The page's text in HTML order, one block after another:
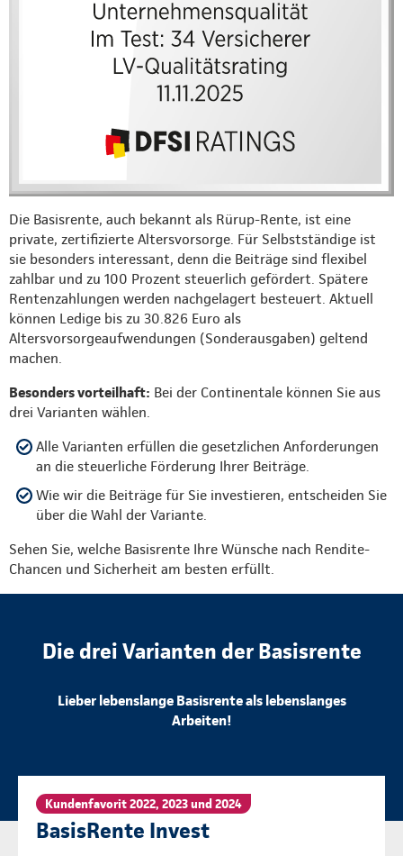
Die Basisrente, auch bekannt als Rürup-Rente, ist eine
private, zertifizierte Altersvorsorge. Für Selbstständige ist
sie besonders interessant, denn die Beiträge sind flexibel
zahlbar und zu 100 Prozent steuerlich gefördert. Spätere
Rentenzahlungen werden nachgelagert besteuert. Aktuell
können Ledige bis zu 30.826 Euro als
Altersvorsorgeaufwendungen (Sonderausgaben) geltend
machen.
Besonders vorteilhaft: Bei der Continentale können Sie aus
drei Varianten wählen.
Alle Varianten erfüllen die gesetzlichen Anforderungen
an die steuerliche Förderung Ihrer Beiträge.
Wie wir die Beiträge für Sie investieren, entscheiden Sie
über die Wahl der Variante.
Sehen Sie, welche Basisrente Ihre Wünsche nach Rendite-
Chancen und Sicherheit am besten erfüllt.
Die drei Varianten der Basisrente
Lieber lebenslange Basisrente als lebenslanges
Arbeiten!
Kundenfavorit 2022, 2023 und 2024
BasisRente Invest